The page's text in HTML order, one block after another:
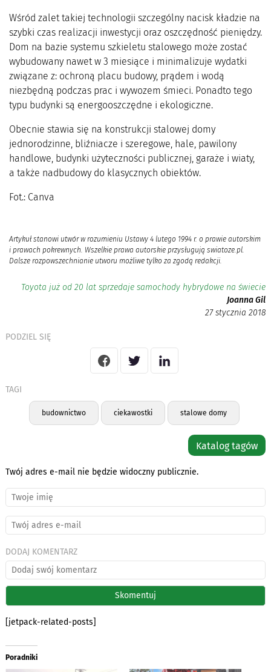
Wśród zalet takiej technologii szczególny nacisk kładzie na
szybki czas realizacji inwestycji oraz oszczędność pieniędzy.
Dom na bazie systemu szkieletu stalowego może zostać
wybudowany nawet w 3 miesiące i minimalizuje wydatki
związane z: ochroną placu budowy, prądem i wodą
niezbędną podczas prac i wywozem śmieci. Ponadto tego
typu budynki są energooszczędne i ekologiczne.
Obecnie stawia się na konstrukcji stalowej domy
jednorodzinne, bliźniacze i szeregowe, hale, pawilony
handlowe, budynki użyteczności publicznej, garaże i wiaty,
a także nadbudowy do klasycznych obiektów.
Fot.: Canva
Artykuł stanowi utwór w rozumieniu Ustawy 4 lutego 1994 r. o prawie autorskim
i prawach pokrewnych. Wszelkie prawa autorskie przysługują swiatoze.pl.
Dalsze rozpowszechnianie utworu możliwe tylko za zgodą redakcji.
Toyota już od 20 lat sprzedaje samochody hybrydowe na świecie
Joanna Gil
27 stycznia 2018
PODZIEL SIĘ
TAGI
budownictwo ciekawostki stalowe domy
Katalog tagów
Twój adres e-mail nie będzie widoczny publicznie.
DODAJ KOMENTARZ
[jetpack-related-posts]
Poradniki